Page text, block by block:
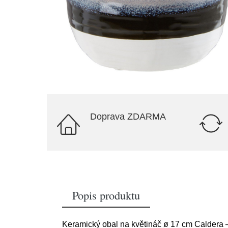
Doprava ZDARMA
Popis produktu
Keramický obal na květináč ø 17 cm Caldera